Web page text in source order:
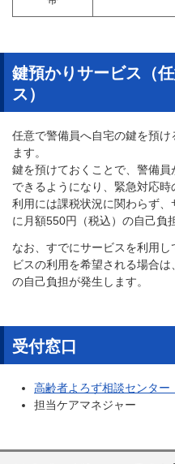
鍵預かりサービス（
ス）
任意で警備員へ自宅の鍵を預
ます。
鍵を預けておくことで、警備
できるようになり、緊急対応時
利用には課税状況に関わらず
に月額550円（税込）の自己負
なお、すでにサービスを利用
ビスの利用を希望される場合
の自己負担が発生します。
受付窓口
高齢者よろず相談センター
担当ケアマネジャー